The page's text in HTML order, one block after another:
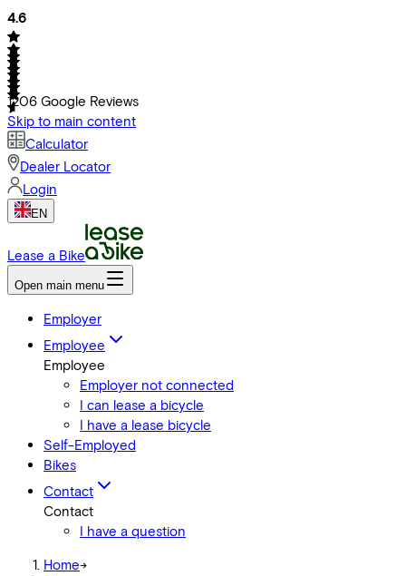
4.6
1206 Google Reviews
Skip to main content
Calculator
Dealer Locator
Login
EN
Lease a Bike
Open main menu
Employer
Employee
Employee
Employer not connected
I can lease a bicycle
I have a lease bicycle
Self-Employed
Bikes
Contact
Contact
I have a question
Home->